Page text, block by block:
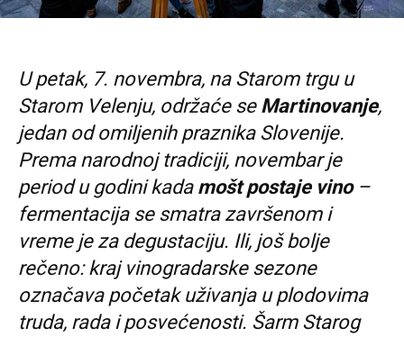
U petak, 7. novembra, na Starom trgu u
Starom Velenju, održaće se Martinovanje,
jedan od omiljenih praznika Slovenije.
Prema narodnoj tradiciji, novembar je
period u godini kada mošt postaje vino–
fermentacija se smatra završenom i
vreme je za degustaciju. Ili, još bolje
rečeno: kraj vinogradarske sezone
označava početak uživanja u plodovima
truda, rada i posvećenosti. Šarm Starog